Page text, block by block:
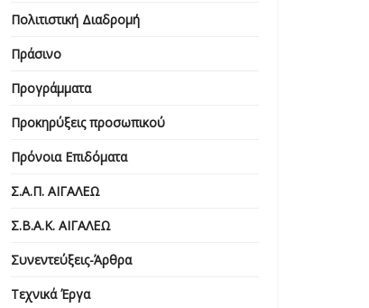
Πολιτιστική Διαδρομή
Πράσινο
Προγράμματα
Προκηρύξεις προσωπικού
Πρόνοια Επιδόματα
Σ.Α.Π. ΑΙΓΑΛΕΩ
Σ.Β.Α.Κ. ΑΙΓΑΛΕΩ
Συνεντεύξεις-Άρθρα
Τεχνικά Έργα